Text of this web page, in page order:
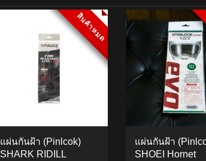
สินค้าหมด
สินค้าหมด
แผ่นกันฝ้า (Pinlcok)
SHARK RIDILL
แผ่นกันฝ้า
SHOEI Hornet